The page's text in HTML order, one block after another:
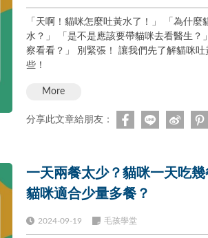
「天啊！貓咪怎麼吐黃水了！」 「為什麼
水？」 「是不是應該要帶貓咪去看醫生？
察看看？」 別緊張！ 讓我們先了解貓咪
些！
More
分享此文章給朋友：
一天兩餐太少？貓咪一天吃
貓咪適合少量多餐？
2024-09-19 毛孩學堂